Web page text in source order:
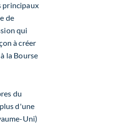
principaux
de
qui
à créer
la Bourse
du
d'une
Uni)